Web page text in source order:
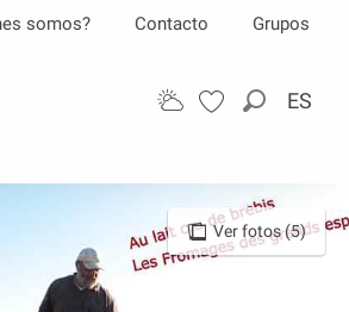
Buscar
ES
somos? Contacto Grupos
Ver fotos (5)